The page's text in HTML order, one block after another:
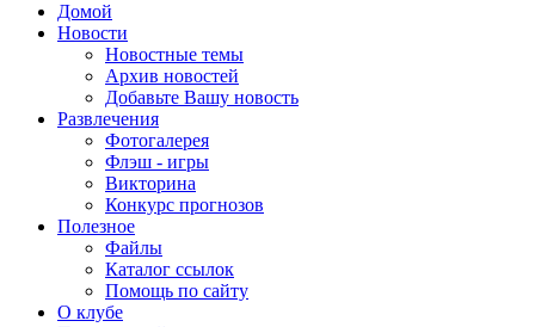
Домой
Новости
Новостные темы
Архив новостей
Добавьте Вашу новость
Развлечения
Фотогалерея
Флэш - игры
Викторина
Конкурс прогнозов
Полезное
Файлы
Каталог ссылок
Помощь по сайту
О клубе